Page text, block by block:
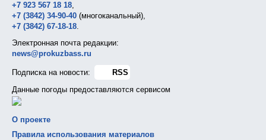
+7 923 567 18 18,
+7 (3842) 34-90-40 (многоканальный),
+7 (3842) 67-18-18.
Электронная почта редакции:
news@prokuzbass.ru
Подписка на новости:
RSS
Данные погоды предоставляются сервисом
О проекте
Правила использования материалов